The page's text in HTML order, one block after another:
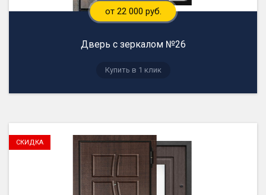
от 22 000 руб.
Дверь с зеркалом №26
Купить в 1 клик